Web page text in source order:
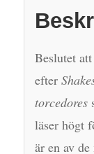
Beslutet
efter
torcedores
läser högt
är en av